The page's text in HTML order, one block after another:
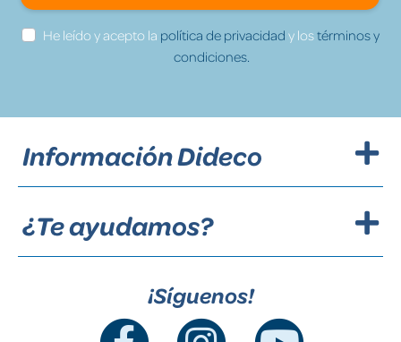
He leído y acepto la política de privacidad y lostérminos y
condiciones.
Información Dideco
¿Te ayudamos?
¡Síguenos!